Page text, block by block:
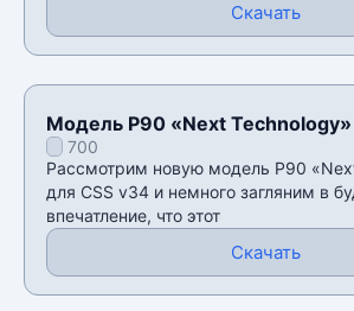
Скачать
Модель P90 «Next Technology»
700
Рассмотрим новую модель P90
для CSS v34 и немного загляним в
впечатление, что этот
Скачать